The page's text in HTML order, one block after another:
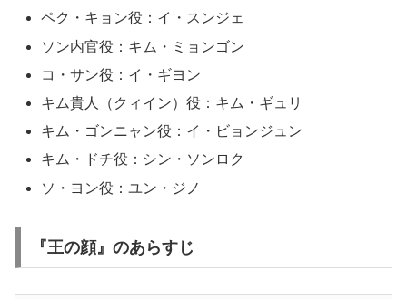
ペク・キョン役：イ・スンジェ
ソン内官役：キム・ミョンゴン
コ・サン役：イ・ギヨン
キム貴人（クィイン）役：キム・ギュリ
キム・ゴンニャン役：イ・ビョンジュン
キム・ドチ役：シン・ソンロク
ソ・ヨン役：ユン・ジノ
『王の顔』のあらすじ